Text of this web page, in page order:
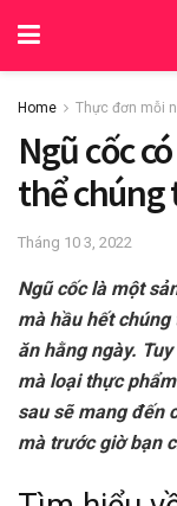
Home Thực đơn mỗi
Ngũ cốc
thể chúng
Tháng 10 3, 2022
Ngũ cốc là một
mà hầu hết
ăn hằng ngày.
mà loại thực
sau sẽ mang đến
mà trước giờ bạn